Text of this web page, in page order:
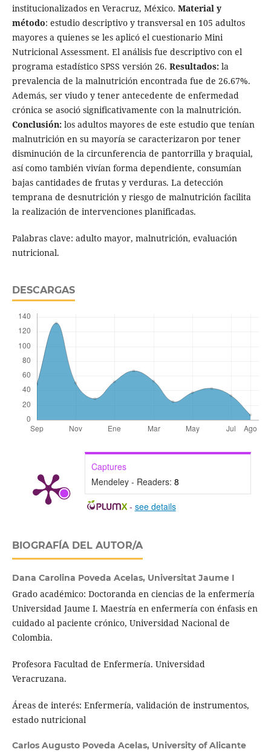
institucionalizados en Veracruz, México. Material y
método: estudio descriptivo y transversal en 105 adultos
mayores a quienes se les aplicó el cuestionario Mini
Nutricional Assessment. El análisis fue descriptivo con el
programa estadístico SPSS versión 26. Resultados:la
prevalencia de la malnutrición encontrada fue de 26.67%.
Además, ser viudo y tener antecedente de enfermedad
crónica se asoció significativamente con la malnutrición.
Conclusión:los adultos mayores de este estudio que tenían
malnutrición en su mayoría se caracterizaron por tener
disminución de la circunferencia de pantorrilla y braquial,
así como también vivían forma dependiente, consumían
bajas cantidades de frutas y verduras. La detección
temprana de desnutrición y riesgo de malnutrición facilita
la realización de intervenciones planificadas.
Palabras clave: adulto mayor, malnutrición, evaluación
nutricional.
DESCARGAS
Captures
Mendeley - Readers: 8
- see details
BIOGRAFÍA DEL AUTOR/A
Dana Carolina Poveda Acelas, Universitat Jaume I
Grado académico: Doctoranda en ciencias de la enfermería
Universidad Jaume I. Maestría en enfermería con énfasis en
cuidado al paciente crónico, Universidad Nacional de
Colombia.
Profesora Facultad de Enfermería. Universidad
Veracruzana.
Áreas de interés: Enfermería, validación de instrumentos,
estado nutricional
Carlos Augusto Poveda Acelas, University of Alicante